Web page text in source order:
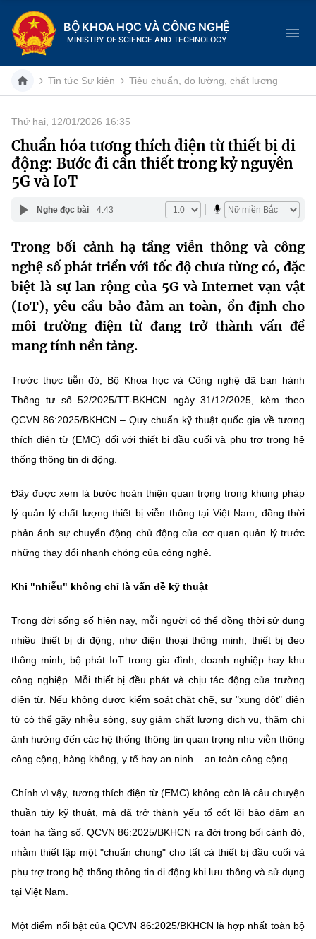
BỘ KHOA HỌC VÀ CÔNG NGHỆ
MINISTRY OF SCIENCE AND TECHNOLOGY
Danh mục
Trang chủ
Cơ cấu tổ chức
Lịch sử phát triển
Sở Khoa học và Công nghệ
Khoa học và Công nghệ
Đổi mới sáng tạo
Chuyển đổi số
Sở hữu trí tuệ
Tiêu chuẩn, đo lường, chất lượng
Tin tổng hợp
Dịch vụ công
Hệ thống văn bản
Văn bản QPPL
Lấy ý kiến người dân về dự thảo VBQPPL
MST IOFFICE
Khoa học và Công nghệ
Chuyển đổi số
Bưu chính, Viễn thông
Sở hữu trí tuệ
Multimedia
THƯ ĐIỆN TỬ
Khác
Videos
Infographic
Ảnh
Chọn ngôn ngữ
Vietnamese English
BỘ KHOA HỌC VÀ CÔNG NGHỆ
MINISTRY OF SCIENCE AND TECHNOLOGY
Giám đốc Trung tâm Truyền thông Khoa học và Công nghệ.
Liên hệ
Địa chỉ: Ban Biên tập Cổng TTĐT - 18 Nguyễn Du, TP. Hà Nội
Email:stc@mst.gov.vn
Tin tức Sự kiện Tiêu chuẩn, đo lường, chất lượng
Thứ hai, 12/01/2026 16:35
Chuẩn hóa tương thích điện từ thiết bị di
động: Bước đi cần thiết trong kỷ nguyên
5G và IoT
Nghe đọc bài 4:43
Trong bối cảnh hạ tầng viễn thông và công
nghệ số phát triển với tốc độ chưa từng có, đặc
biệt là sự lan rộng của 5G và Internet vạn vật
(IoT), yêu cầu bảo đảm an toàn, ổn định cho
môi trường điện từ đang trở thành vấn đề
mang tính nền tảng.
Trước thực tiễn đó, Bộ Khoa học và Công nghệ đã ban hành
Thông tư số 52/2025/TT-BKHCN ngày 31/12/2025, kèm theo
QCVN 86:2025/BKHCN – Quy chuẩn kỹ thuật quốc gia về tương
thích điện từ (EMC) đối với thiết bị đầu cuối và phụ trợ trong hệ
thống thông tin di động.
Đây được xem là bước hoàn thiện quan trọng trong khung pháp
lý quản lý chất lượng thiết bị viễn thông tại Việt Nam, đồng thời
phản ánh sự chuyển động chủ động của cơ quan quản lý trước
những thay đổi nhanh chóng của công nghệ.
Khi "nhiễu" không chỉ là vấn đề kỹ thuật
Trong đời sống số hiện nay, mỗi người có thể đồng thời sử dụng
nhiều thiết bị di động, như điện thoại thông minh, thiết bị đeo
thông minh, bộ phát IoT trong gia đình, doanh nghiệp hay khu
công nghiệp. Mỗi thiết bị đều phát và chịu tác động của trường
điện từ. Nếu không được kiểm soát chặt chẽ, sự "xung đột" điện
từ có thể gây nhiễu sóng, suy giảm chất lượng dịch vụ, thậm chí
ảnh hưởng đến các hệ thống thông tin quan trọng như viễn thông
công cộng, hàng không, y tế hay an ninh – an toàn công cộng.
Chính vì vậy, tương thích điện từ (EMC) không còn là câu chuyện
thuần túy kỹ thuật, mà đã trở thành yếu tố cốt lõi bảo đảm an
toàn hạ tầng số. QCVN 86:2025/BKHCN ra đời trong bối cảnh đó,
nhằm thiết lập một "chuẩn chung" cho tất cả thiết bị đầu cuối và
phụ trợ trong hệ thống thông tin di động khi lưu thông và sử dụng
tại Việt Nam.
Một điểm nổi bật của QCVN 86:2025/BKHCN là hợp nhất toàn bộ